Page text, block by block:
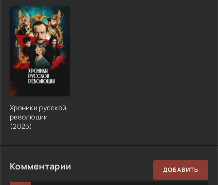
Хроники русской
революции
(2025)
Комментарии ДОБАВИТЬ